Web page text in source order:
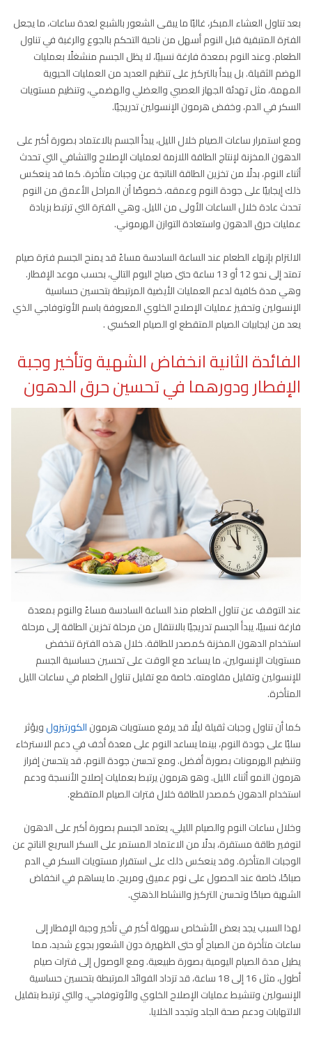
بعد تناول العشاء المبكر، غالبًا ما يبقى الشعور بالشبع لعدة ساعات، ما يجعل
الفترة المتبقية قبل النوم أسهل من ناحية التحكم بالجوع والرغبة في تناول
الطعام. وعند النوم بمعدة فارغة نسبيًا، لا يظل الجسم منشغلًا بعمليات
الهضم الثقيلة. بل يبدأ بالتركيز على تنظيم العديد من العمليات الحيوية
المهمة، مثل تهدئة الجهاز العصبي والعضلي والهضمي، وتنظيم مستويات
السكر في الدم، وخفض هرمون الإنسولين تدريجيًا.
ومع استمرار ساعات الصيام خلال الليل، يبدأ الجسم بالاعتماد بصورة أكبر على
الدهون المخزنة لإنتاج الطاقة اللازمة لعمليات الإصلاح والتشافي التي تحدث
أثناء النوم، بدلًا من تخزين الطاقة الناتجة عن وجبات متأخرة. كما قد ينعكس
ذلك إيجابيًا على جودة النوم وعمقه، خصوصًا أن المراحل الأعمق من النوم
تحدث عادة خلال الساعات الأولى من الليل. وهي الفترة التي ترتبط بزيادة
عمليات حرق الدهون واستعادة التوازن الهرموني.
الالتزام بإنهاء الطعام عند الساعة السادسة مساءً قد يمنح الجسم فترة صيام
تمتد إلى نحو 12 أو 13 ساعة حتى صباح اليوم التالي، بحسب موعد الإفطار.
وهي مدة كافية لدعم العمليات الأيضية المرتبطة بتحسين حساسية
الإنسولين وتحفيز عمليات الإصلاح الخلوي المعروفة باسم الأوتوفاجي الذي
يعد من ايجابيات الصيام المتقطع او الصيام العكسي .
الفائدة الثانية انخفاض الشهية وتأخير وجبة
الإفطار ودورهما في تحسين حرق الدهون
عند التوقف عن تناول الطعام منذ الساعة السادسة مساءً والنوم بمعدة
فارغة نسبيًا، يبدأ الجسم تدريجيًا بالانتقال من مرحلة تخزين الطاقة إلى مرحلة
استخدام الدهون المخزنة كمصدر للطاقة. خلال هذه الفترة تنخفض
مستويات الإنسولين، ما يساعد مع الوقت على تحسين حساسية الجسم
للإنسولين وتقليل مقاومته. خاصة مع تقليل تناول الطعام في ساعات الليل
المتأخرة.
كما أن تناول وجبات ثقيلة ليلًا قد يرفع مستويات هرمونالكورتيزولويؤثر
سلبًا على جودة النوم، بينما يساعد النوم على معدة أخف في دعم الاسترخاء
وتنظيم الهرمونات بصورة أفضل. ومع تحسن جودة النوم، قد يتحسن إفراز
هرمون النمو أثناء الليل. وهو هرمون يرتبط بعمليات إصلاح الأنسجة ودعم
استخدام الدهون كمصدر للطاقة خلال فترات الصيام المتقطع.
وخلال ساعات النوم والصيام الليلي، يعتمد الجسم بصورة أكبر على الدهون
لتوفير طاقة مستقرة، بدلًا من الاعتماد المستمر على السكر السريع الناتج عن
الوجبات المتأخرة. وقد ينعكس ذلك على استقرار مستويات السكر في الدم
صباحًا، خاصة عند الحصول على نوم عميق ومريح. ما يساهم في انخفاض
الشهية صباحًا وتحسن التركيز والنشاط الذهني.
لهذا السبب يجد بعض الأشخاص سهولة أكبر في تأخير وجبة الإفطار إلى
ساعات متأخرة من الصباح أو حتى الظهيرة دون الشعور بجوع شديد، مما
يطيل مدة الصيام اليومية بصورة طبيعية. ومع الوصول إلى فترات صيام
أطول، مثل 16 إلى 18 ساعة، قد تزداد الفوائد المرتبطة بتحسين حساسية
الإنسولين وتنشيط عمليات الإصلاح الخلوي والأوتوفاجي. والتي ترتبط بتقليل
الالتهابات ودعم صحة الجلد وتجدد الخلايا.